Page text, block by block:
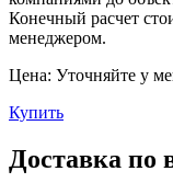
Конечный расчет
менеджером.
Цена: Уточняйте у
Купить
Доставка по